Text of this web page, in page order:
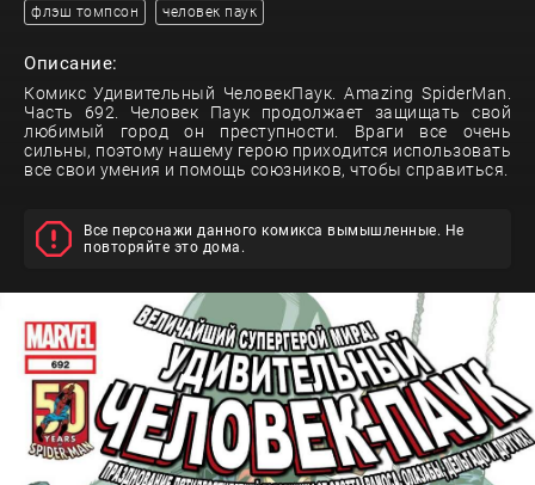
флэш томпсон человек паук
Описание:
Комикс Удивительный ЧеловекПаук. Amazing SpiderMan.
Часть 692. Человек Паук продолжает защищать свой
любимый город он преступности. Враги все очень
сильны, поэтому нашему герою приходится использовать
все свои умения и помощь союзников, чтобы справиться.
Все персонажи данного комикса вымышленные. Не
повторяйте это дома.